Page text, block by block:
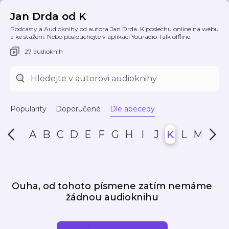
Jan Drda od K
Podcasty a Audioknihy od autora Jan Drda. K poslechu online na webu
a ke stažení. Nebo poslouchejte v aplikaci Youradio Talk offline.
27 audioknih
Popularity Doporučené Dle abecedy
A B C D E F G H I J K L M N
Ouha, od tohoto písmene zatím nemáme
žádnou audioknihu